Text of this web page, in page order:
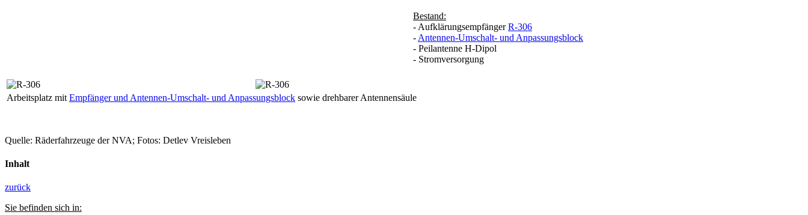
Bestand:
- AufklärungsempfängerR-306
- Antennen-Umschalt- und Anpassungsblock
- Peilantenne H-Dipol
- Stromversorgung
Arbeitsplatz mit Empfänger und Antennen-Umschalt- und Anpassungsblock sowie drehbarer Antennensäule
Quelle: Räderfahrzeuge der NVA; Fotos: Detlev Vreisleben
Inhalt
zurück
Sie befinden sich in: